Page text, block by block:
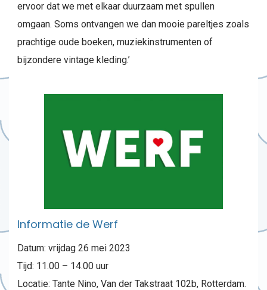
ervoor dat we met elkaar duurzaam met spullen
omgaan. Soms ontvangen we dan mooie pareltjes zoals
prachtige oude boeken, muziekinstrumenten of
bijzondere vintage kleding.’
Informatie de Werf
Datum: vrijdag 26 mei 2023
Tijd: 11.00 – 14.00 uur
Locatie: Tante Nino, Van der Takstraat 102b, Rotterdam.